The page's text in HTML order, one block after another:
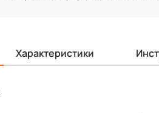
Характеристики